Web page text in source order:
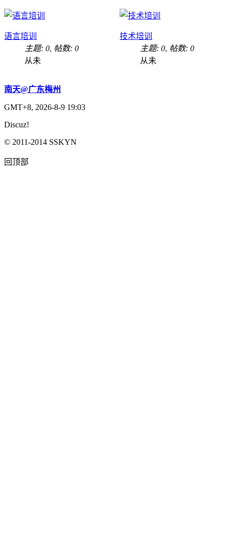
语言培训
主题: 0, 帖数: 0
从未
技术培训
主题: 0, 帖数: 0
从未
南天@广东梅州
GMT+8, 2026-8-9 19:03
Discuz!
© 2011-2014 SSKYN
回顶部